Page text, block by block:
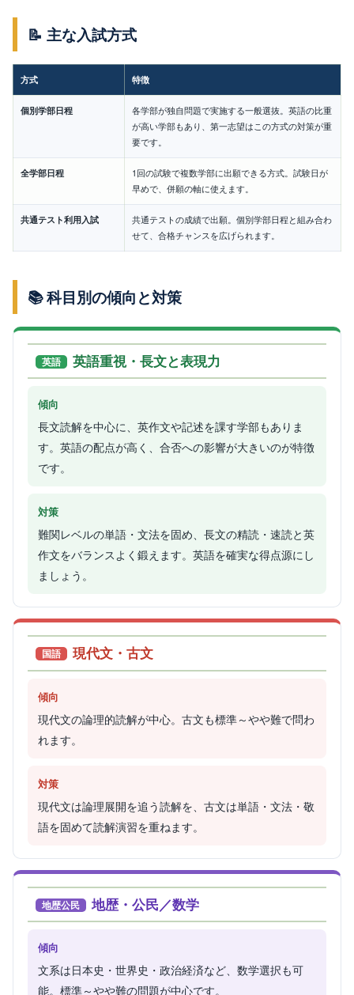
📝 主な入試方式
方式 特徴
個別学部日程
各学部が独自問題で実施する一般選抜。英語の比重
が高い学部もあり、第一志望はこの方式の対策が重
要です。
全学部日程
1回の試験で複数学部に出願できる方式。試験日が
早めで、併願の軸に使えます。
共通テスト利用入試
共通テストの成績で出願。個別学部日程と組み合わ
せて、合格チャンスを広げられます。
📚 科目別の傾向と対策
英語 英語重視・長文と表現力
傾向
長文読解を中心に、英作文や記述を課す学部もありま
す。英語の配点が高く、合否への影響が大きいのが特徴
です。
対策
難関レベルの単語・文法を固め、長文の精読・速読と英
作文をバランスよく鍛えます。英語を確実な得点源にし
ましょう。
国語 現代文・古文
傾向
現代文の論理的読解が中心。古文も標準～やや難で問わ
れます。
対策
現代文は論理展開を追う読解を、古文は単語・文法・敬
語を固めて読解演習を重ねます。
地歴公民 地歴・公民／数学
傾向
文系は日本史・世界史・政治経済など、数学選択も可
能。標準～やや難の問題が中心です。